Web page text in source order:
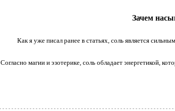
Зачем
Как я уже писал ранее в статьях, соль является
Согласно магии и эзотерике, соль обладает энергетикой,